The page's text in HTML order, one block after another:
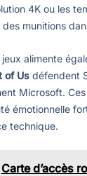
4K ou les
munitions
jeux alimente
of Usdéfendent
Microsoft.
émotionnelle
technique.
Carte d’accès